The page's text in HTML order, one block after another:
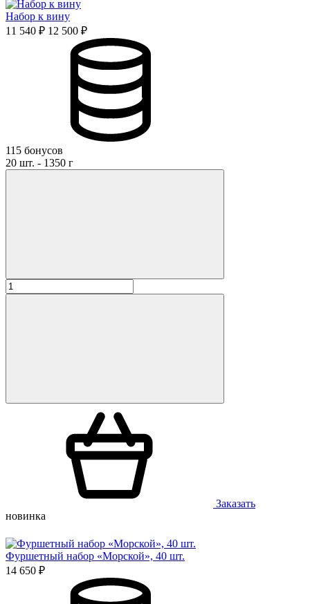
Набор к вину
11 540 ₽ 12 500 ₽
115 бонусов
20 шт. - 1350 г
Заказать
новинка
Фуршетный набор «Морской», 40 шт.
14 650 ₽